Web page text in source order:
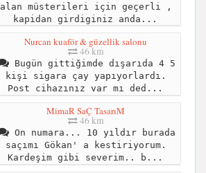
alan müsterileri için geçerli ,
kapidan girdiginiz anda...
Nurcan kuaför & güzellik salonu
46 km
Bugün gittiğimde dışarıda 4 5
kişi sigara çay yapıyorlardı.
Post cihazınız var mı ded...
MimaR SaÇ TasarıM
46 km
On numara... 10 yıldır burada
saçımı Gökan' a kestiriyorum.
Kardeşim gibi severim.. b...